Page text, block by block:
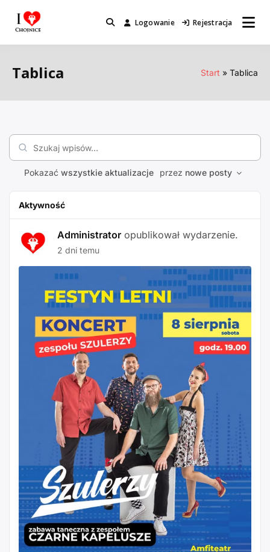
Miejsca które warto odwiedzić.
Logowanie Rejestracja
Tablica Start Tablica
Szukaj
wpisów…
Pokazać wszystkie aktualizacje przez nowe posty
Aktywność
Administrator opublikował wydarzenie.
2 dni temu